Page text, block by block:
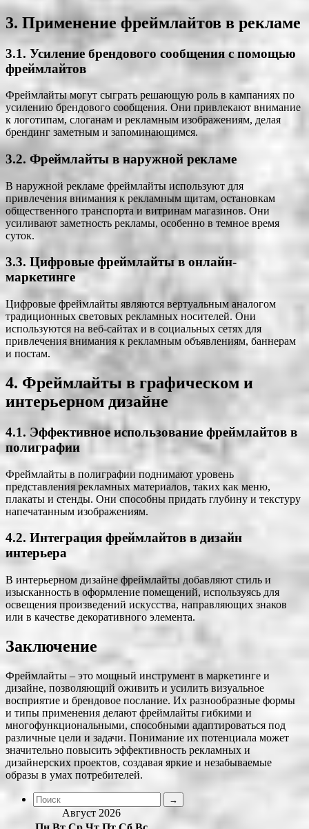
3. Применение фреймлайтов в рекламе
3.1. Усиление брендового сообщения с помощью
фреймлайтов
Фреймлайты могут сыграть решающую роль в кампаниях по
усилению брендового сообщения. Они привлекают внимание
к логотипам, слоганам и рекламным изображениям, делая
брендинг заметным и запоминающимся.
3.2. Фреймлайты в наружной рекламе
В наружной рекламе фреймлайты используют для
привлечения внимания к рекламным щитам, остановкам
общественного транспорта и витринам магазинов. Они
усиливают заметность рекламы, особенно в темное время
суток.
3.3. Цифровые фреймлайты в онлайн-
маркетинге
Цифровые фреймлайты являются вертуальным аналогом
традиционных световых рекламных носителей. Они
используются на веб-сайтах и в социальных сетях для
привлечения внимания к рекламным объявлениям, баннерам
и постам.
4. Фреймлайты в графическом и
интерьерном дизайне
4.1. Эффективное использование фреймлайтов в
полиграфии
Фреймлайты в полиграфии поднимают уровень
представления рекламных материалов, таких как меню,
плакаты и стенды. Они способны придать глубину и текстуру
напечатанным изображениям.
4.2. Интеграция фреймлайтов в дизайн
интерьера
В интерьерном дизайне фреймлайты добавляют стиль и
изысканность в оформление помещений, используясь для
освещения произведений искусства, направляющих знаков
или в качестве декоративного элемента.
Заключение
Фреймлайты – это мощный инструмент в маркетинге и
дизайне, позволяющий оживить и усилить визуальное
восприятие и брендовое послание. Их разнообразные формы
и типы применения делают фреймлайты гибкими и
многофункциональными, способными адаптироваться под
различные цели и задачи. Понимание их потенциала может
значительно повысить эффективность рекламных и
дизайнерских проектов, создавая яркие и незабываемые
образы в умах потребителей.
Август 2026